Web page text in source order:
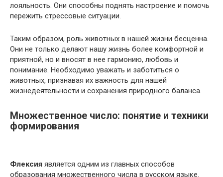
лояльность. Они способны поднять настроение и помочь
пережить стрессовые ситуации.
Таким образом, роль животных в нашей жизни бесценна.
Они не только делают нашу жизнь более комфортной и
приятной, но и вносят в нее гармонию, любовь и
понимание. Необходимо уважать и заботиться о
животных, признавая их важность для нашей
жизнедеятельности и сохранения природного баланса.
Множественное число: понятие и техники
формирования
Флексия является одним из главных способов
образования множественного числа в русском языке.